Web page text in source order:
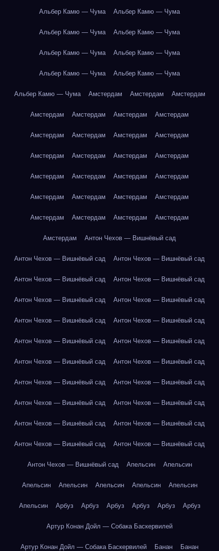
Альбер Камю — Чума Альбер Камю — Чума
Альбер Камю — Чума Альбер Камю — Чума
Альбер Камю — Чума Альбер Камю — Чума
Альбер Камю — Чума Альбер Камю — Чума
Альбер Камю — Чума Амстердам Амстердам Амстердам
Амстердам Амстердам Амстердам Амстердам
Амстердам Амстердам Амстердам Амстердам
Амстердам Амстердам Амстердам Амстердам
Амстердам Амстердам Амстердам Амстердам
Амстердам Амстердам Амстердам Амстердам
Амстердам Амстердам Амстердам Амстердам
Амстердам Антон Чехов — Вишнёвый сад
Антон Чехов — Вишнёвый сад Антон Чехов — Вишнёвый сад
Антон Чехов — Вишнёвый сад Антон Чехов — Вишнёвый сад
Антон Чехов — Вишнёвый сад Антон Чехов — Вишнёвый сад
Антон Чехов — Вишнёвый сад Антон Чехов — Вишнёвый сад
Антон Чехов — Вишнёвый сад Антон Чехов — Вишнёвый сад
Антон Чехов — Вишнёвый сад Антон Чехов — Вишнёвый сад
Антон Чехов — Вишнёвый сад Антон Чехов — Вишнёвый сад
Антон Чехов — Вишнёвый сад Антон Чехов — Вишнёвый сад
Антон Чехов — Вишнёвый сад Антон Чехов — Вишнёвый сад
Антон Чехов — Вишнёвый сад Антон Чехов — Вишнёвый сад
Антон Чехов — Вишнёвый сад Апельсин Апельсин
Апельсин Апельсин Апельсин Апельсин Апельсин
Апельсин Арбуз Арбуз Арбуз Арбуз Арбуз Арбуз
Артур Конан Дойл — Собака Баскервилей
Артур Конан Дойл — Собака Баскервилей Банан Банан